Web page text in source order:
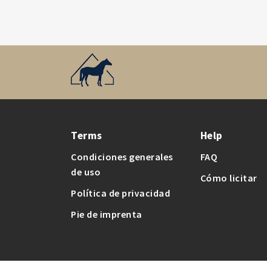
Terms
Condiciones generales
de uso
Política de privacidad
Pie de imprenta
Help
FAQ
Cómo licitar